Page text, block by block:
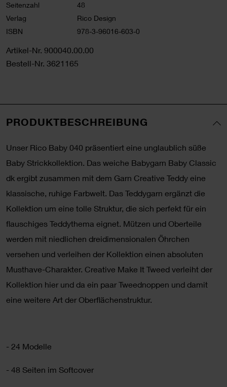
Seitenzahl
48
Verlag
Rico Design
ISBN
978-3-96016-603-0
Artikel-Nr. 900040.00.00
Bestell-Nr. 3621165
PRODUKTBESCHREIBUNG
Unser Rico Baby 040 präsentiert eine unglaublich süße
Baby Strickkollektion. Das weiche Babygarn Baby Classic
dk ergibt zusammen mit dem Garn Creative Teddy eine
klassische, ruhige Farbwelt. Das Teddygarn ergänzt die
Kollektion um eine tolle Struktur, die sich perfekt für ein
flauschiges Teddythema eignet. Mützen und Oberteile
werden mit niedlichen dreidimensionalen Öhrchen
versehen und verleihen der Kollektion einen absoluten
Musthave-Charakter. Creative Make It Tweed verleiht der
Kollektion hier und da ein paar Tweednoppen und damit
eine weitere Art der Oberflächenstruktur.
- 24 Modelle
- 48 Seiten im Softcover